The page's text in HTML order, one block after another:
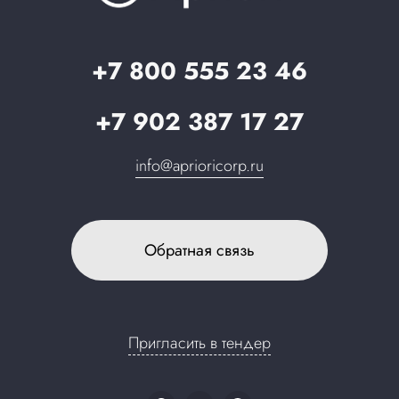
+7 800 555 23 46
+7 902 387 17 27
info@aprioricorp.ru
Обратная связь
Пригласить в тендер
Запрос в поддержку